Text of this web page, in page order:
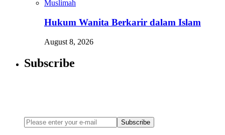
Muslimah
Hukum Wanita Berkarir dalam Islam
August 8, 2026
Subscribe
Subscribe